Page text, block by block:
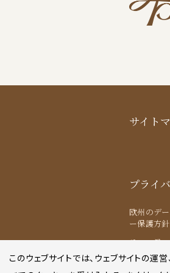
サイト
プライ
欧州のデ
ー保護方針
ニューヨ
バシー保
このウェブサイトでは、ウェブサイトの